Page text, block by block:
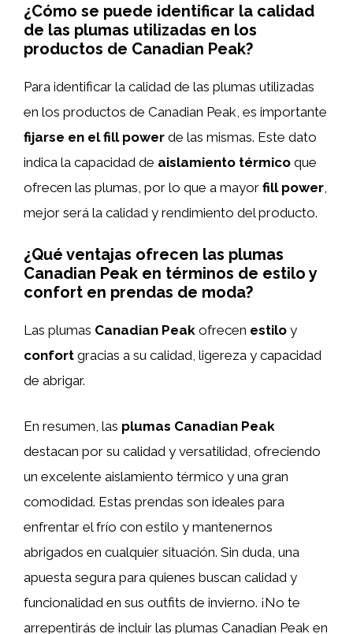
¿Cómo se puede identificar la calidad
de las plumas utilizadas en los
productos de Canadian Peak?
Para identificar la calidad de las plumas utilizadas
en los productos de Canadian Peak, es importante
fijarse en el fill power de las mismas. Este dato
indica la capacidad de aislamiento térmico que
ofrecen las plumas, por lo que a mayor fill power
mejor será la calidad y rendimiento del producto.
¿Qué ventajas ofrecen las plumas
Canadian Peak en términos de estilo y
confort en prendas de moda?
Las plumas Canadian Peak ofrecen estilo y
confort gracias a su calidad, ligereza y capacidad
de abrigar.
En resumen, las plumas Canadian Peak
destacan por su calidad y versatilidad, ofreciendo
un excelente aislamiento térmico y una gran
comodidad. Estas prendas son ideales para
enfrentar el frío con estilo y mantenernos
abrigados en cualquier situación. Sin duda, una
apuesta segura para quienes buscan calidad y
funcionalidad en sus outfits de invierno. ¡No te
arrepentirás de incluir las plumas Canadian Peak en